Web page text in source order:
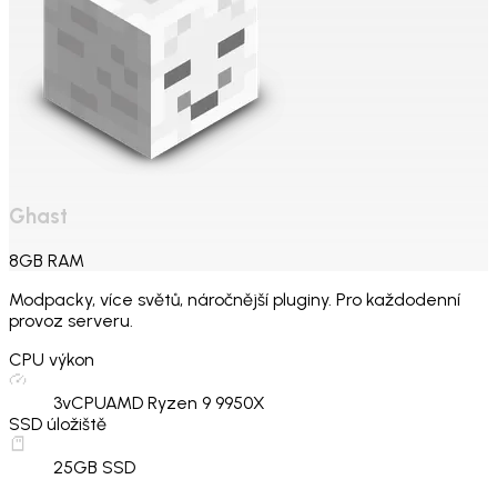
Ghast
8GB RAM
Modpacky, více světů, náročnější pluginy. Pro každodenní
provoz serveru.
CPU výkon
3vCPUAMD Ryzen 9 9950X
SSD úložiště
25GB SSD